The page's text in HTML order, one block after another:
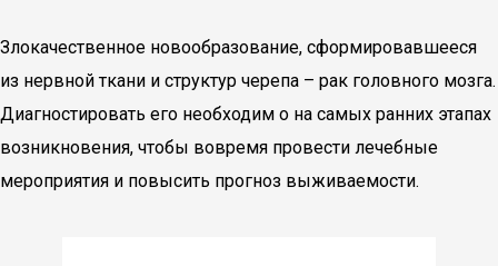
Злокачественное новообразование, сформировавшееся
из нервной ткани и структур черепа – рак головного мозга.
Диагностировать его необходим о на самых ранних этапах
возникновения, чтобы вовремя провести лечебные
мероприятия и повысить прогноз выживаемости.